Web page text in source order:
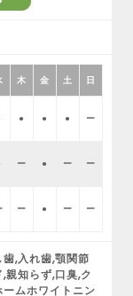
木 金 土 日
● ● ● ー
ー ● ー ー
ー ● ー ー
,入れ歯,顎関節
親知らず,口臭,ク
ムホワイトニン